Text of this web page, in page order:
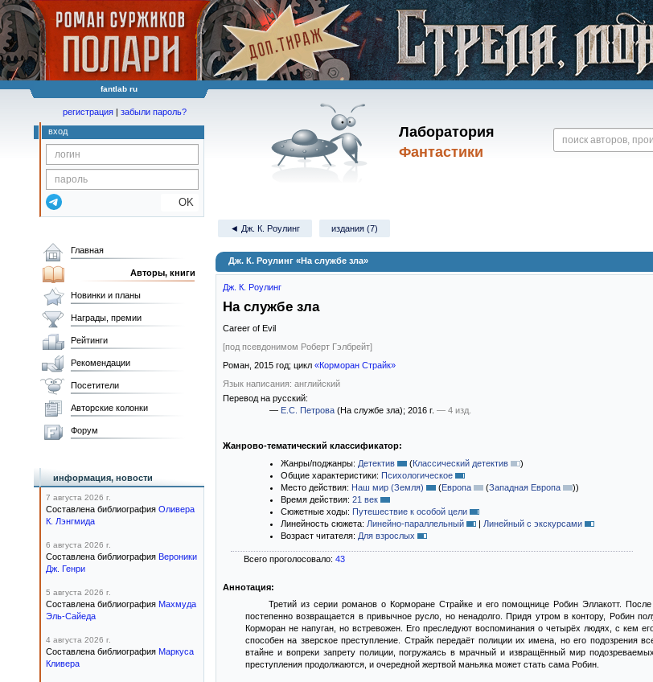
fantlab ru
Лаборатория
Фантастики
регистрация | забыли пароль?
вход
OK
◄ Дж. К. Роулинг издания (7)
Дж. К. Роулинг «На службе зла»
Дж. К. Роулинг
На службе зла
Career of Evil
[под псевдонимом Роберт Гэлбрейт]
Роман, 2015 год; цикл «Корморан Страйк»
Язык написания: английский
Перевод на русский:
— Е.С. Петрова (На службе зла); 2016 г. — 4 изд.
Жанрово-тематический классификатор:
Жанры/поджанры: Детектив (Классический детектив
)
Общие характеристики: Психологическое
Место действия: Наш мир (Земля) (Европа (Западная Европа ))
Время действия: 21 век
Сюжетные ходы: Путешествие к особой цели
Линейность сюжета: Линейно-параллельный | Линейный с экскурсами
Возраст читателя: Для взрослых
Всего проголосовало: 43
Аннотация:
Третий из серии романов о Корморане Страйке и его помощнице Робин Эллакотт.
постепенно возвращается в привычное русло, но ненадолго. Придя утром в контору, Робин
Корморан не напуган, но встревожен. Его преследуют воспоминания о четырёх людях, с кем
способен на зверское преступление. Страйк передаёт полиции их имена, но его подозрения
втайне и вопреки запрету полиции, погружаясь в мрачный и извращённый мир
преступления продолжаются, и очередной жертвой маньяка может стать сама Робин.
Главная
Авторы, книги
Новинки и планы
Награды, премии
Рейтинги
Рекомендации
Посетители
Авторские колонки
Форум
информация, новости
7 августа 2026 г.
Составлена библиография Оливера
К. Лэнгмида
6 августа 2026 г.
Составлена библиография Вероники
Дж. Генри
5 августа 2026 г.
Составлена библиография Махмуда
Эль-Сайеда
4 августа 2026 г.
Составлена библиография Маркуса
Кливера